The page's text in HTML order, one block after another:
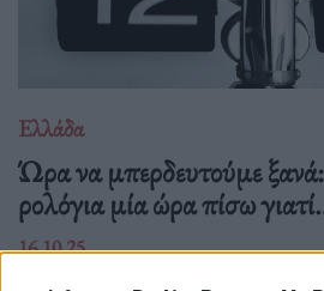
Ελλάδα
Ώρα να μπερδευτούμε
ρολόγια μία ώρα πίσω
16.10.25